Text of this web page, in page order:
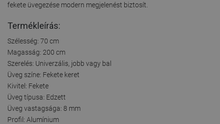
fekete üvegezése modern megjelenést biztosít.
Termékleírás:
Szélesség: 70 cm
Magasság: 200 cm
Szerelés: Univerzális, jobb vagy bal
Üveg színe: Fekete keret
Kivitel: Fekete
Üveg típusa: Edzett
Üveg vastagsága: 8 mm
Profil: Alumínium